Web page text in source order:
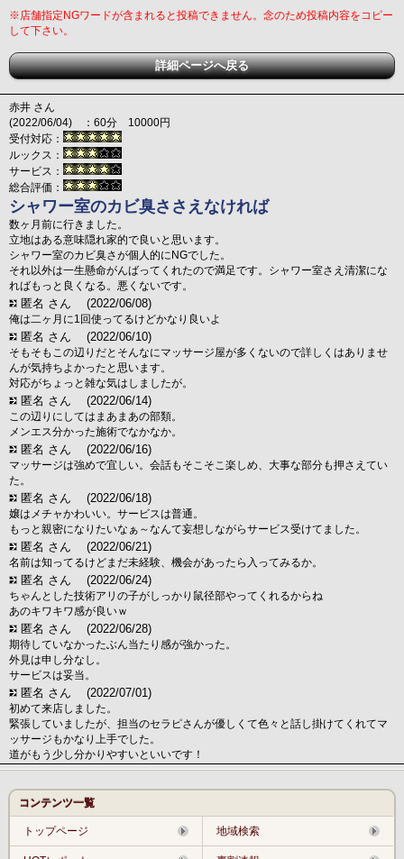
※店舗指定NGワードが含まれると投稿できません。念のため投稿内容をコピー
して下さい。
詳細ページへ戻る
赤井 さん
(2022/06/04) ：60分 10000円
受付対応：
ルックス：
サービス：
総合評価：
シャワー室のカビ臭ささえなければ
数ヶ月前に行きました。
立地はある意味隠れ家的で良いと思います。
シャワー室のカビ臭さが個人的にNGでした。
それ以外は一生懸命がんばってくれたので満足です。シャワー室さえ清潔にな
ればもっと良くなる。悪くないです。
匿名 さん (2022/06/08)
俺は二ヶ月に1回使ってるけどかなり良いよ
匿名 さん (2022/06/10)
そもそもこの辺りだとそんなにマッサージ屋が多くないので詳しくはありませ
んが気持ちよかったと思います。
対応がちょっと雑な気はしましたが。
匿名 さん (2022/06/14)
この辺りにしてはまあまあの部類。
メンエス分かった施術でなかなか。
匿名 さん (2022/06/16)
マッサージは強めで宜しい。会話もそこそこ楽しめ、大事な部分も押さえてい
た。
匿名 さん (2022/06/18)
嬢はメチャかわいい。サービスは普通。
もっと親密になりたいなぁ～なんて妄想しながらサービス受けてました。
匿名 さん (2022/06/21)
名前は知ってるけどまだ未経験、機会があったら入ってみるか。
匿名 さん (2022/06/24)
ちゃんとした技術アリの子がしっかり鼠径部やってくれるからね
あのキワキワ感が良いｗ
匿名 さん (2022/06/28)
期待していなかったぶん当たり感が強かった。
外見は申し分なし。
サービスは妥当。
匿名 さん (2022/07/01)
初めて来店しました。
緊張していましたが、担当のセラピさんが優しくて色々と話し掛けてくれてマ
ッサージもかなり上手でした。
道がもう少し分かりやすいといいです！
コンテンツ一覧
トップページ 地域検索